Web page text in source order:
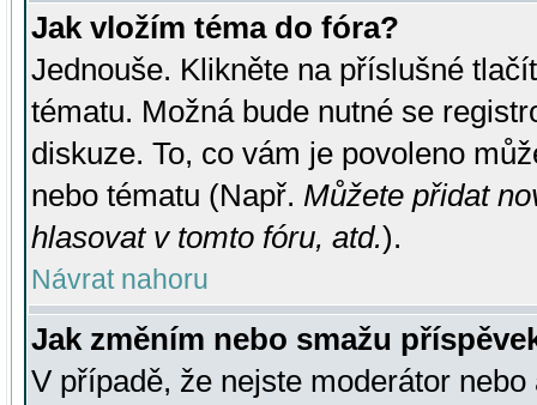
Jak vložím téma do fóra?
Jednouše. Klikněte na příslušné
tématu. Možná bude nutné se
diskuze. To, co vám je povoleno
nebo tématu (Např. Můžete přidat
hlasovat v tomto fóru, atd.).
Návrat nahoru
Jak změním nebo smažu
V případě, že nejste moderátor